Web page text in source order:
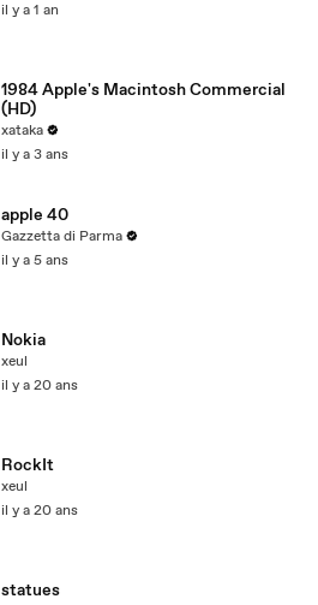
il y a 1 an
1984 Apple's Macintosh Commercial
(HD)
xataka
il y a 3 ans
apple 40
Gazzetta di Parma
il y a 5 ans
Nokia
xeul
il y a 20 ans
RockIt
xeul
il y a 20 ans
statues